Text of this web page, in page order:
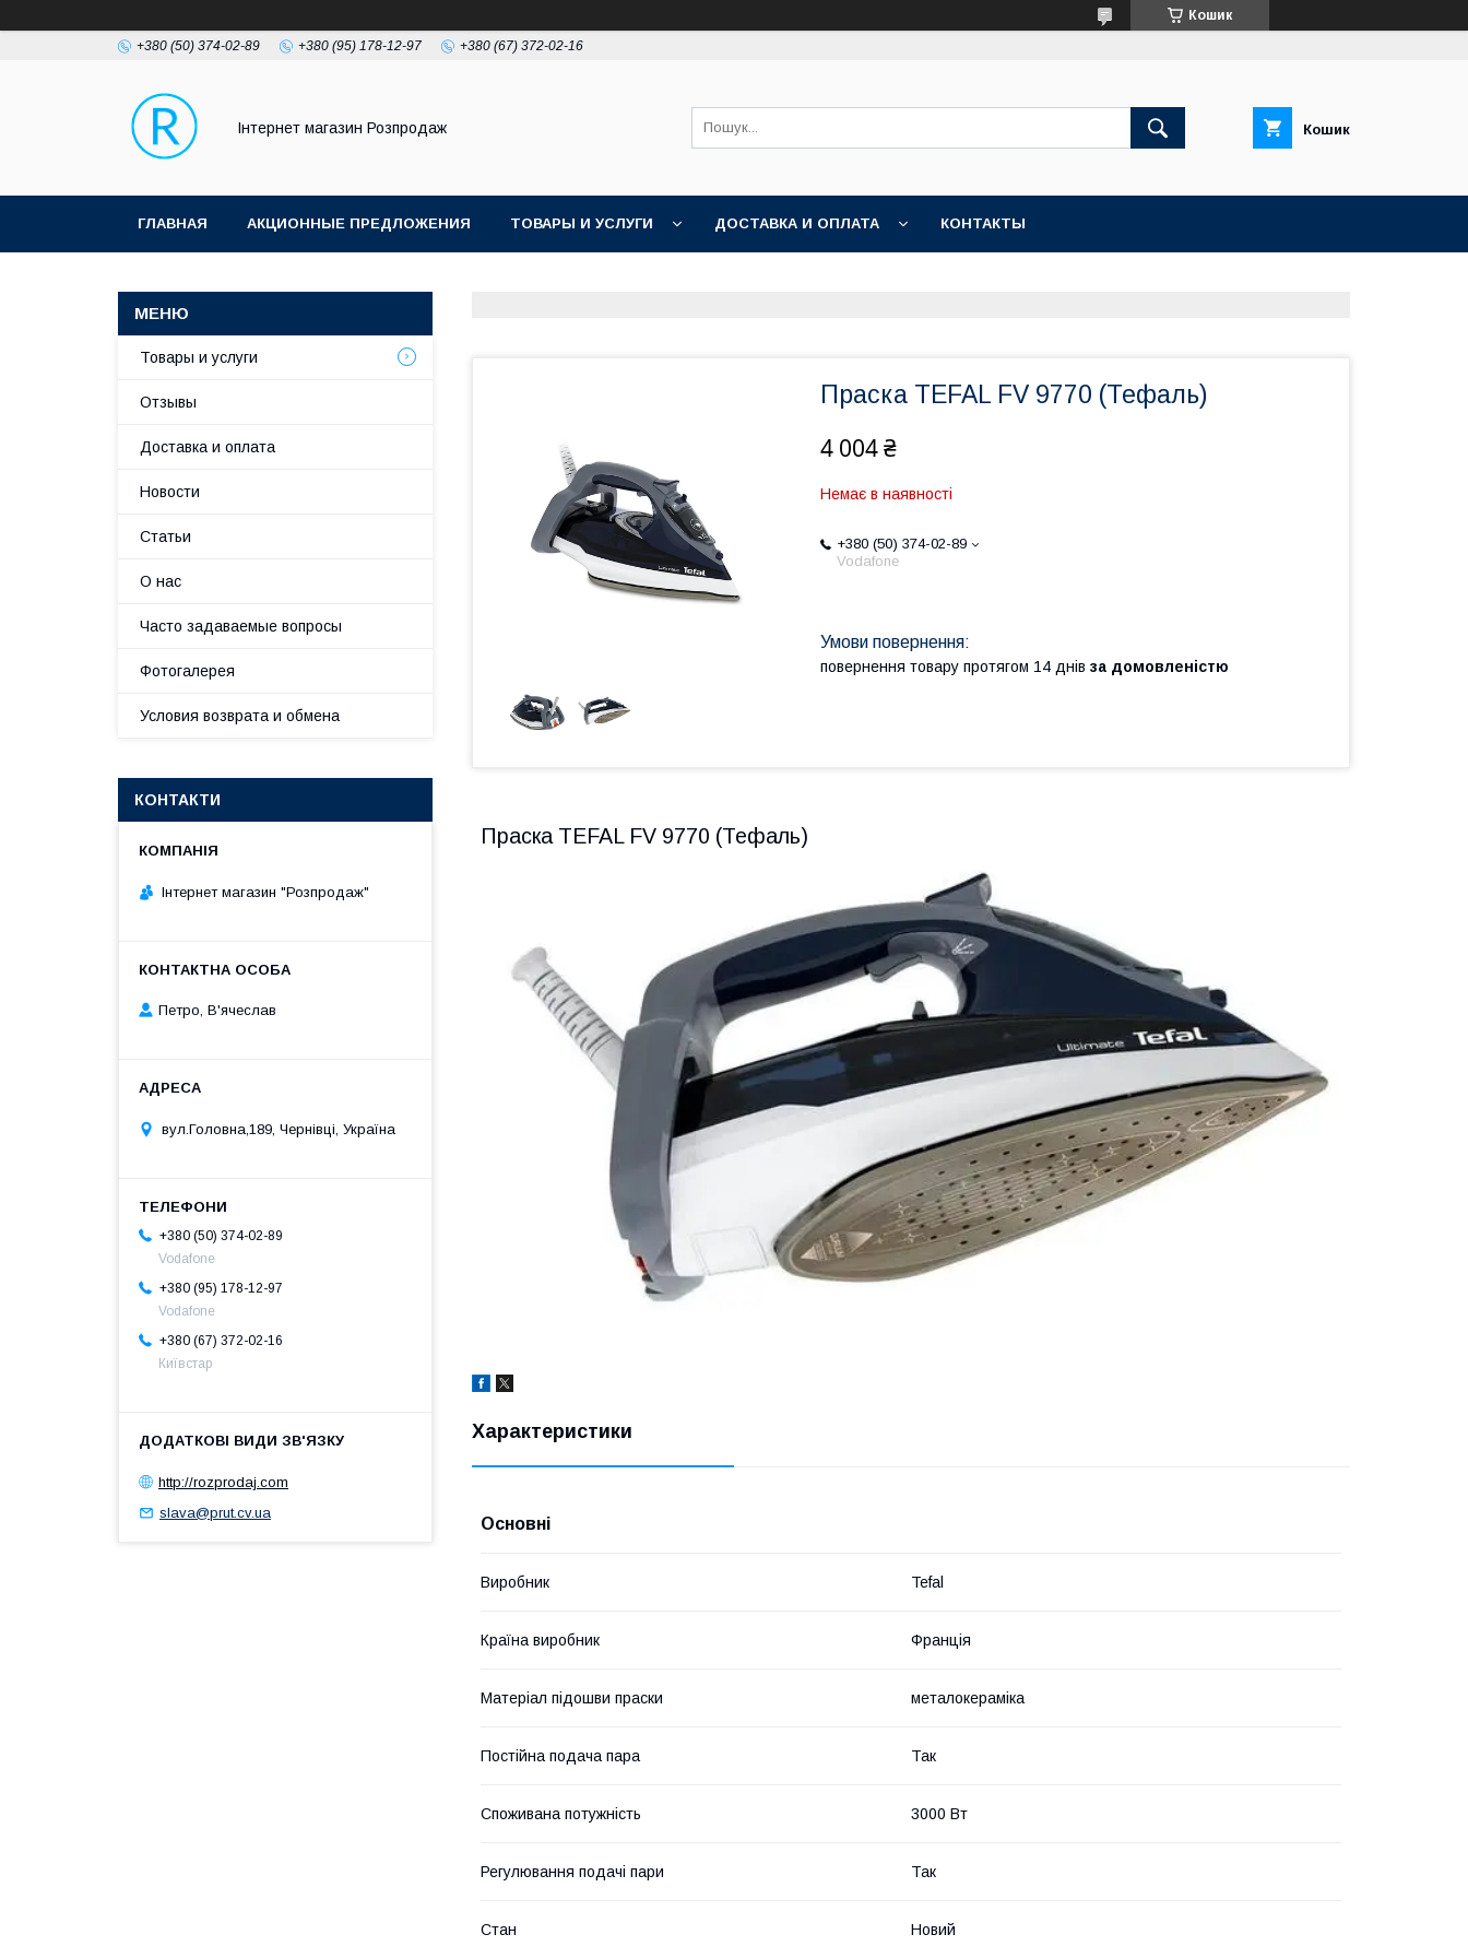
Кошик
+380 (50) 374-02-89 +380 (95) 178-12-97 +380 (67) 372-02-16
Інтернет магазин Розпродаж Кошик
ГЛАВНАЯ АКЦИОННЫЕ ПРЕДЛОЖЕНИЯ ТОВАРЫ И УСЛУГИ ДОСТАВКА И ОПЛАТА КОНТАКТЫ
Праска TEFAL FV 9770 (Тефаль)
4 004 ₴
Немає в наявності
+380 (50) 374-02-89
Vodafone
повернення товару протягом 14 днів за домовленістю
Праска TEFAL FV 9770 (Тефаль)
Характеристики
Основні
Виробник Tefal
Країна виробник Франція
Матеріал підошви праски металокераміка
Постійна подача пара Так
Споживана потужність 3000 Вт
Регулювання подачі пари Так
Стан Новий
Товары и услуги
Отзывы
Доставка и оплата
Новости
Статьи
О нас
Часто задаваемые вопросы
Фотогалерея
Условия возврата и обмена
КОНТАКТИ
Інтернет магазин "Розпродаж"
Петро, В'ячеслав
вул.Головна,189, Чернівці, Україна
+380 (50) 374-02-89
Vodafone
+380 (95) 178-12-97
Vodafone
+380 (67) 372-02-16
Київстар
http://rozprodaj.com
slava@prut.cv.ua